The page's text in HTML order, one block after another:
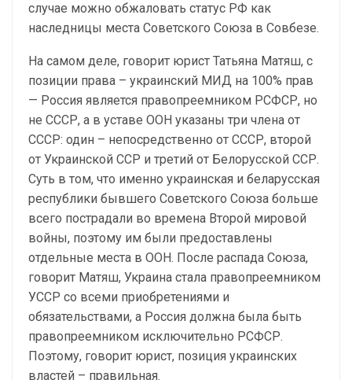
случае можно обжаловать статус РФ как
наследницы места Советского Союза в Совбезе.
На самом деле, говорит юрист Татьяна Матяш, с
позиции права – украинский МИД на 100% прав
— Россия является правопреемником РСФСР, но
не СССР, а в уставе ООН указаны три члена от
СССР: один – непосредственно от СССР, второй
от Украинской ССР и третий от Белорусской ССР.
Суть в том, что именно украинская и беларусская
республики бывшего Советского Союза больше
всего пострадали во времена Второй мировой
войны, поэтому им были предоставлены
отдельные места в ООН. После распада Союза,
говорит Матяш, Украина стала правопреемником
УССР со всеми приобретениями и
обязательствами, а Россия должна была быть
правопреемником исключительно РСФСР.
Поэтому, говорит юрист, позиция украинских
властей – правильная.